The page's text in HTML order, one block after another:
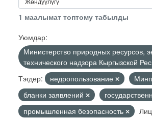
1 маалымат топтому табылды
Уюмдар:
Министерство природных ресурсов,
технического надзора Кыргызской
Тэгдер:
недропользование
бланки заявлений
промышленная безопасность